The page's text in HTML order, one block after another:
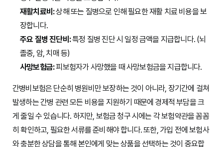
재활치료비:상해 또는 질병으로 인해 필요한 재활 치료 비용을 보
장합니다.
주요 질병 진단비:특정 질병 진단 시 일정 금액을 지급합니다. (뇌
졸중, 암, 치매 등)
사망보험금:피보험자가 사망했을 때 사망보험금을 지급합니다.
간병비보험은 단순히 병원비만 보장하는 것이 아니라, 장기간에 걸쳐
발생하는 간병 관련 모든 비용을 지원하기 때문에 경제적 부담을 크
게 줄일 수 있습니다. 하지만, 보험금 청구 시에는 각 보험약관을 꼼꼼
히 확인하고, 필요한 서류를 준비해야 합니다. 또한, 가입 전에 보험사
와 충분한 상담을 통해 본인에게 맞는 상품을 선택하는 것이 중요합